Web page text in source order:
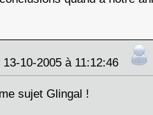
10-2005 à 11:12:46
sujet Glingal !